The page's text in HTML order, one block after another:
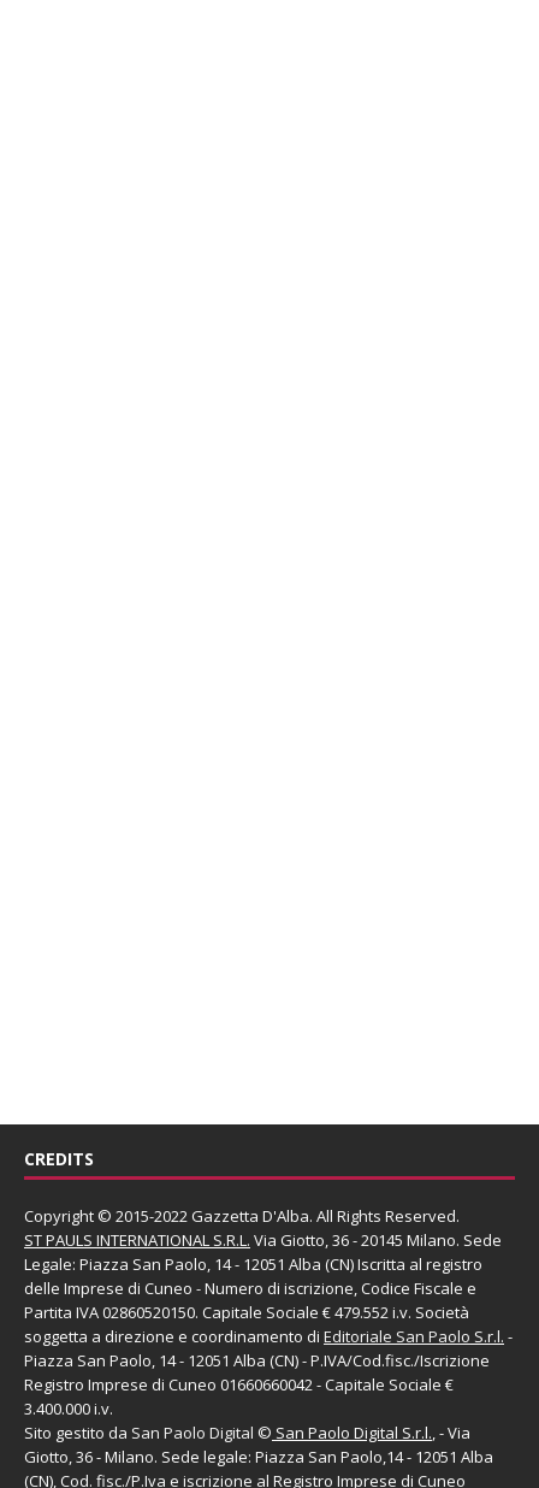
CREDITS
Copyright © 2015-2022 Gazzetta D'Alba. All Rights Reserved.
ST PAULS INTERNATIONAL S.R.L. Via Giotto, 36 - 20145 Milano. Sede
Legale: Piazza San Paolo, 14 - 12051 Alba (CN) Iscritta al registro
delle Imprese di Cuneo - Numero di iscrizione, Codice Fiscale e
Partita IVA 02860520150. Capitale Sociale € 479.552 i.v. Società
soggetta a direzione e coordinamento di Editoriale San Paolo S.r.l. -
Piazza San Paolo, 14 - 12051 Alba (CN) - P.IVA/Cod.fisc./Iscrizione
Registro Imprese di Cuneo 01660660042 - Capitale Sociale €
3.400.000 i.v.
Sito gestito da San Paolo Digital © San Paolo Digital S.r.l., - Via
Giotto, 36 - Milano. Sede legale: Piazza San Paolo,14 - 12051 Alba
(CN), Cod. fisc./P.Iva e iscrizione al Registro Imprese di Cuneo